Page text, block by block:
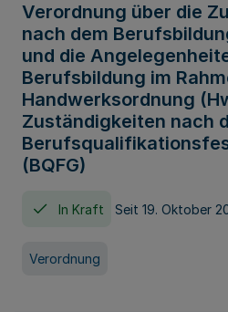
Verordnung über die
nach dem
und die
Berufsbildung im
Handwerksordnung
Zuständigkeiten nach
(BQFG)
In Kraft Seit 19. Oktober
Verordnung